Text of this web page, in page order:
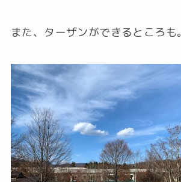
また、ターザンができるところも。